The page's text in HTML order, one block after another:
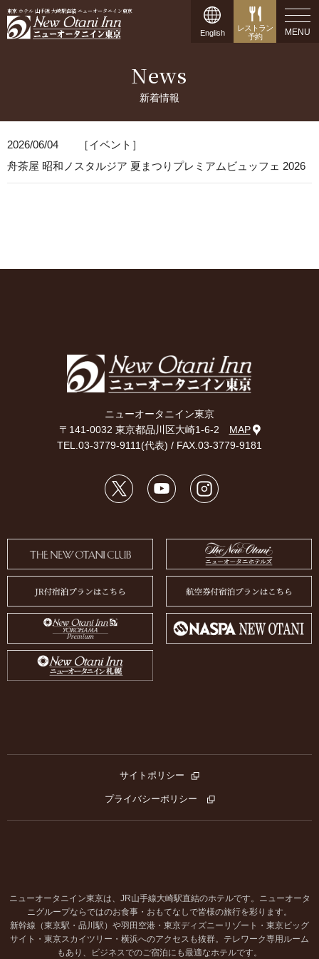
東京 ホテル 山手線 大崎駅直結 ニューオータニイン東京
English
レストラン
予約
MENU
News
新着情報
2026/06/04
［イベント］
舟茶屋 昭和ノスタルジア 夏まつりプレミアムビュッフェ 2026
ニューオータニイン東京
〒141-0032 東京都品川区大崎1-6-2
MAP
TEL. 03-3779-9111(代表) / FAX.03-3779-9181
サイトポリシー
プライバシーポリシー
ニューオータニイン東京は、JR山手線大崎駅直結のホテルです。ニューオータ
ニグループならではのお食事・おもてなしで皆様の旅行を彩ります。
新幹線（東京駅・品川駅）や羽田空港・東京ディズニーリゾート・東京ビッグ
サイト・東京スカイツリー・横浜へのアクセスも抜群。テレワーク専用ルーム
もあり、ビジネスでのご宿泊にも最適なホテルです。